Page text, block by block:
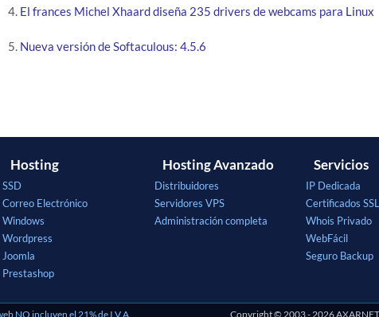
El frances Michel Xhaard diseña 235 drivers de webcams para Linux
Nueva versión de Softaculous: 4.5.6
Hosting
SSD
Correo Electrónico
Windows
Wordpress
Joomla
Prestashop
Hosting Avanzado
Distribuidores
Servidores VPS
Administración completa
Servicios
IP Dedicada
Certificados SSL
Whois Privado
WebFácil
Seguro Backup
NO incluyen el 21% de I.V.A. Copyright © 2003 - 2026